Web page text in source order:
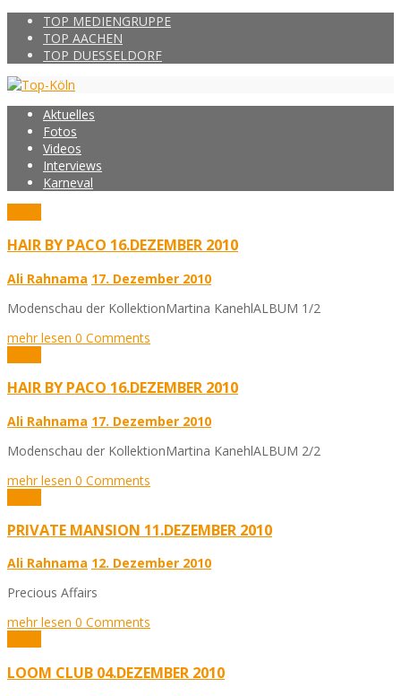
TOP MEDIENGRUPPE
TOP AACHEN
TOP DUESSELDORF
Aktuelles
Fotos
Videos
Interviews
Karneval
HAIR BY PACO 16.DEZEMBER 2010
Ali Rahnama 17. Dezember 2010
Modenschau der KollektionMartina KanehlALBUM 1/2
mehr lesen 0 Comments
HAIR BY PACO 16.DEZEMBER 2010
Ali Rahnama 17. Dezember 2010
Modenschau der KollektionMartina KanehlALBUM 2/2
mehr lesen 0 Comments
PRIVATE MANSION 11.DEZEMBER 2010
Ali Rahnama 12. Dezember 2010
Precious Affairs
mehr lesen 0 Comments
LOOM CLUB 04.DEZEMBER 2010